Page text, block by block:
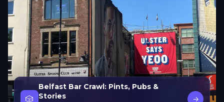
🎲
Belfast Bar Crawl: Pints, Pubs &
Stories
→